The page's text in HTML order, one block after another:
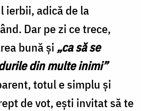
ierbii, adică de la
Dar pe zi ce trece,
bună şi „ca să se
din multe inimi”
totul e simplu şi
de vot, eşti invitat să te